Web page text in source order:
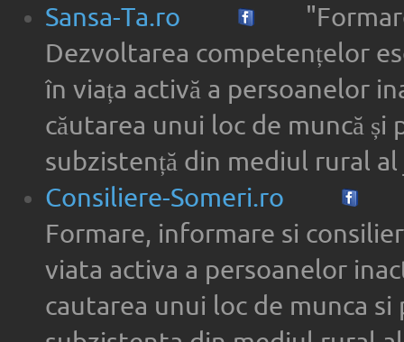
Sansa-Ta.ro
Dezvoltarea competențelor
în viața activă a persoanelor
căutarea unui loc de muncă
subzistență din mediul rural
Consiliere-Someri.ro
Formare, informare si
viata activa a persoanelor
cautarea unui loc de munca